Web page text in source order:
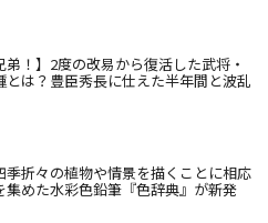
弟！】2度の改易から復活した武将・
とは？豊臣秀長に仕えた半年間と波乱
季折々の植物や情景を描くことに相応
集めた水彩色鉛筆『色辞典』が新発